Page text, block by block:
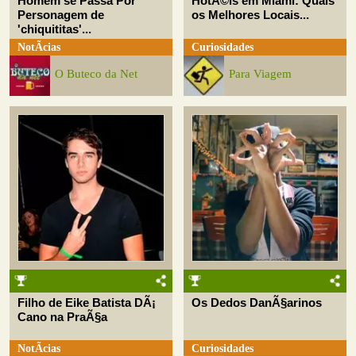
Personagem de
'chiquititas'...
NotÃ­cias
O Buteco da Net
os Melhores Locais...
Curiosidades
Para Viagem
Filho de Eike Batista DÃ¡
Cano na PraÃ§a
NotÃ­cias
Os Dedos DanÃ§arinos
Curiosidades